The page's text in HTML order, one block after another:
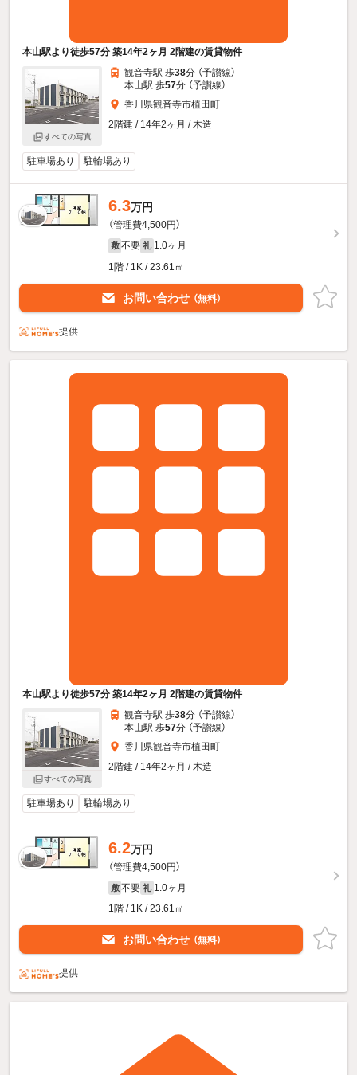
本山駅より徒歩57分 築14年2ヶ月 2階建の賃貸物件
すべての写真
観音寺駅 歩38分 （予讃線）
本山駅 歩57分 （予讃線）
香川県観音寺市植田町
2階建 / 14年2ヶ月 / 木造
駐車場あり 駐輪場あり
6.3万円
（管理費4,500円）
敷 不要 礼 1.0ヶ月
1階 / 1K / 23.61㎡
お問い合わせ （無料）
提供
本山駅より徒歩57分 築14年2ヶ月 2階建の賃貸物件
すべての写真
観音寺駅 歩38分 （予讃線）
本山駅 歩57分 （予讃線）
香川県観音寺市植田町
2階建 / 14年2ヶ月 / 木造
駐車場あり 駐輪場あり
6.2万円
（管理費4,500円）
敷 不要 礼 1.0ヶ月
1階 / 1K / 23.61㎡
お問い合わせ （無料）
提供